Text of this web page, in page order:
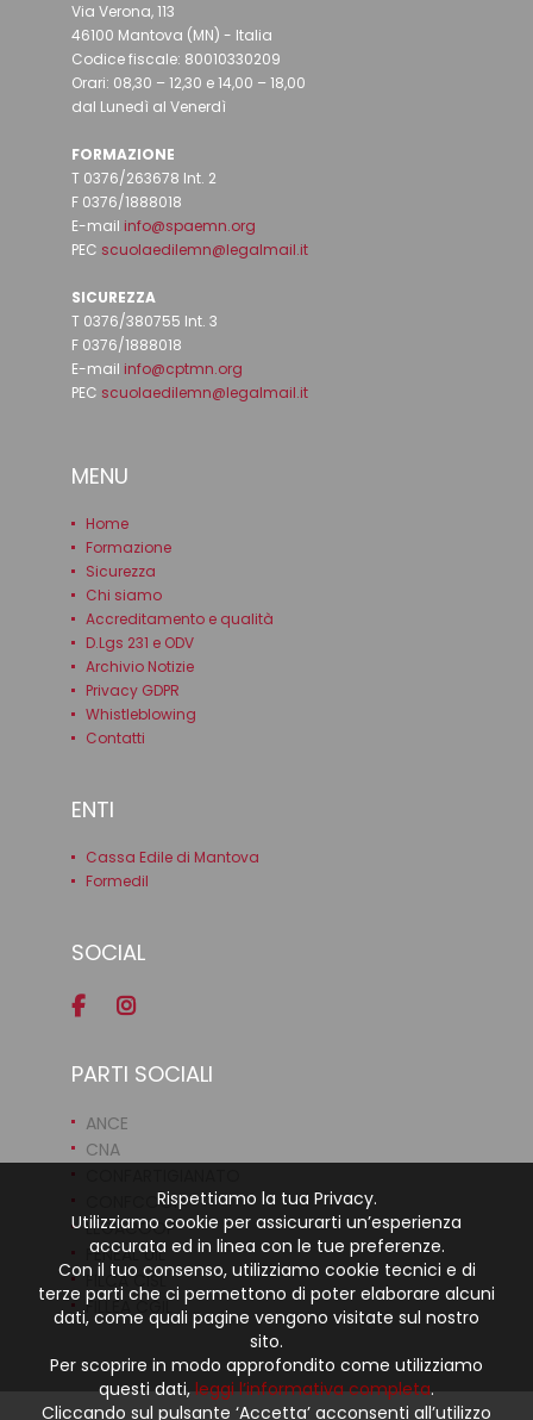
Via Verona, 113
46100 Mantova (MN) - Italia
Codice fiscale: 80010330209
Orari: 08,30 – 12,30 e 14,00 – 18,00
dal Lunedì al Venerdì
FORMAZIONE
T 0376/263678 Int. 2
F 0376/1888018
E-mail info@spaemn.org
PEC scuolaedilemn@legalmail.it
SICUREZZA
T 0376/380755 Int. 3
F 0376/1888018
E-mail info@cptmn.org
PEC scuolaedilemn@legalmail.it
MENU
Home
Formazione
Sicurezza
Chi siamo
Accreditamento e qualità
D.Lgs 231 e ODV
Archivio Notizie
Privacy GDPR
Whistleblowing
Contatti
ENTI
Cassa Edile di Mantova
Formedil
SOCIAL
PARTI SOCIALI
ANCE
CNA
CONFCOOP
LEGACOOP
FENEAL UIL
FILCA CISL
FILLEA CGIL
Rispettiamo la tua Privacy.
Utilizziamo cookie per assicurarti un’esperienza
accurata ed in linea con le tue preferenze.
Con il tuo consenso, utilizziamo cookie tecnici e di
terze parti che ci permettono di poter elaborare alcuni
dati, come quali pagine vengono visitate sul nostro
sito.
Per scoprire in modo approfondito come utilizziamo
questi dati, leggi l’informativa completa.
Cliccando sul pulsante ‘Accetta’ acconsenti all’utilizzo